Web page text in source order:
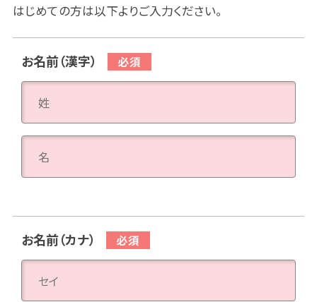
はじめての方は以下よりご入力ください。
お名前（漢字）
お名前（カナ）